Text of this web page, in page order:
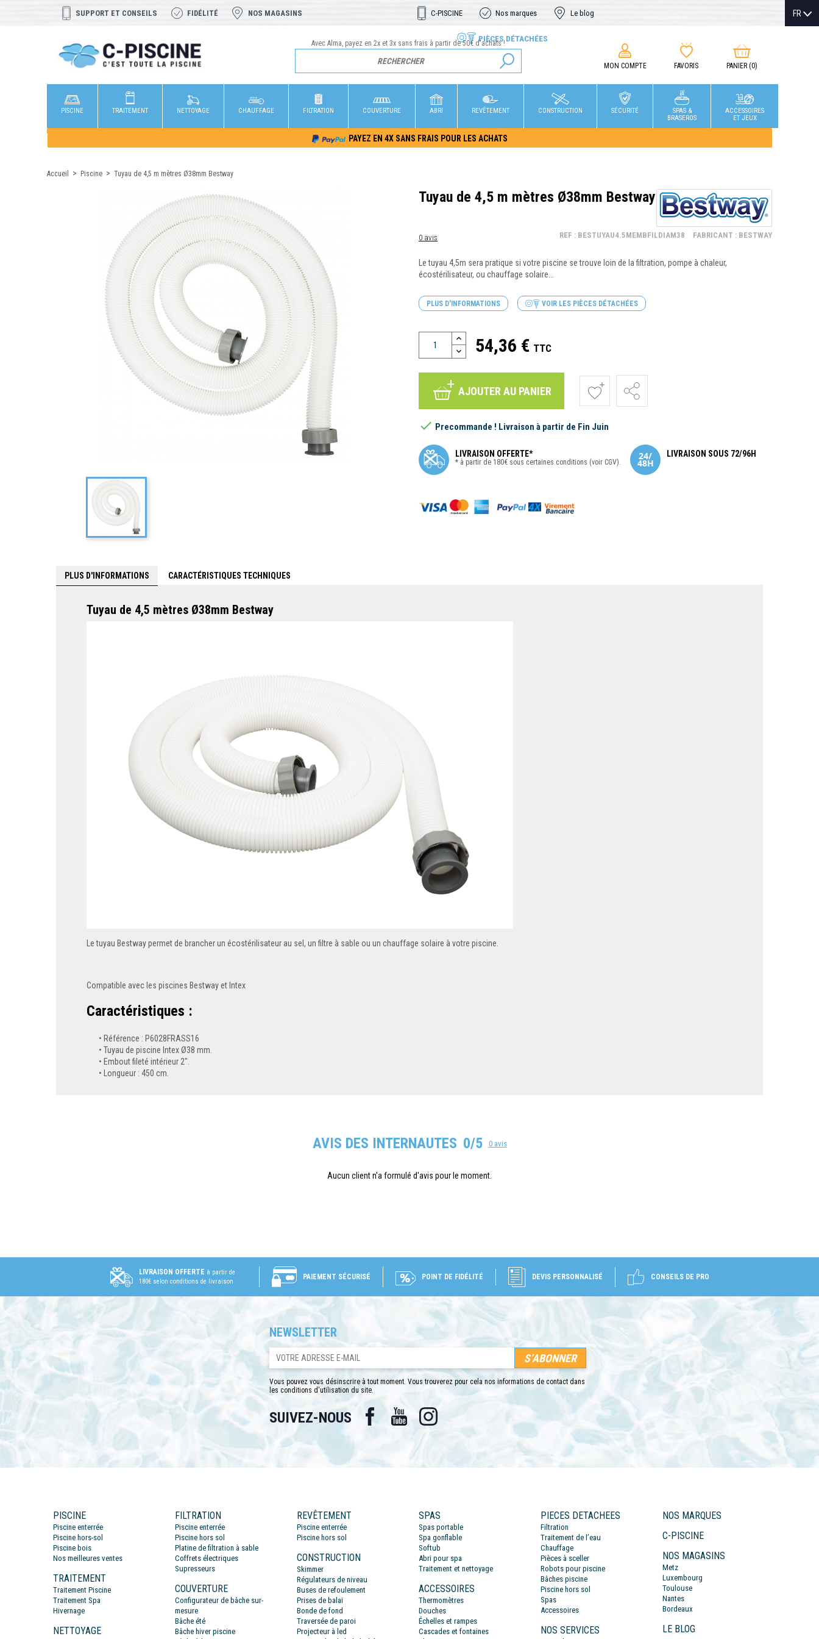
SUPPORT ET CONSEILS FIDÉLITÉ NOS MAGASINS C-PISCINE Nos marques Le blog
PIÈCES DÉTACHÉES
FR
Avec Alma, payez en 2x et 3x sans frais à partir de 50€ d'achats !
MON COMPTE FAVORIS PANIER (0)
PISCINE TRAITEMENT NETTOYAGE CHAUFFAGE FILTRATION COUVERTURE ABRI REVÊTEMENT CONSTRUCTION SÉCURITÉ
SPAS &
BRASEROS
ACCESSOIRES
ET JEUX
PAYEZ EN 4X SANS FRAIS POUR LES ACHATS
Accueil Piscine Tuyau de 4,5 m mètres Ø38mm Bestway
Tuyau de 4,5 m mètres Ø38mm Bestway
0 avis REF : BESTUYAU4.5MEMBFILDIAM38 FABRICANT : BESTWAY
Le tuyau 4,5m sera pratique si votre piscine se trouve loin de la filtration, pompe à chaleur,
écostérilisateur, ou chauffage solaire...
PLUS D'INFORMATIONS VOIR LES PIÈCES DÉTACHÉES
54,36 € TTC
AJOUTER AU PANIER
 Precommande ! Livraison à partir de Fin Juin
LIVRAISON OFFERTE*
* à partir de 180€ sous certaines conditions (voir CGV).
LIVRAISON SOUS 72/96H
PLUS D'INFORMATIONS CARACTÉRISTIQUES TECHNIQUES
Tuyau de 4,5 mètres Ø38mm Bestway
Le tuyau Bestway permet de brancher un écostérilisateur au sel, un filtre à sable ou un chauffage solaire à votre piscine.
Compatible avec les piscines Bestway et Intex
Caractéristiques :
Référence : P6028FRASS16
Tuyau de piscine Intex Ø38 mm.
Embout fileté intérieur 2".
Longueur : 450 cm.
AVIS DES INTERNAUTES 0/5 0 avis
Aucun client n'a formulé d'avis pour le moment.
LIVRAISON OFFERTE à partir de
180€ selon conditions de livraison
PAIEMENT SÉCURISÉ POINT DE FIDÉLITÉ DEVIS PERSONNALISÉ CONSEILS DE PRO
NEWSLETTER
Vous pouvez vous désinscrire à tout moment. Vous trouverez pour cela nos informations de contact dans
les conditions d'utilisation du site.
SUIVEZ-NOUS Facebook YouTube
PISCINE
Piscine enterrée
Piscine hors-sol
Piscine bois
Nos meilleures ventes
TRAITEMENT
Traitement Piscine
Traitement Spa
Hivernage
NETTOYAGE
FILTRATION
Piscine enterrée
Piscine hors sol
Platine de filtration à sable
Coffrets électriques
Supresseurs
COUVERTURE
Configurateur de bâche sur-
mesure
Bâche été
Bâche hiver piscine
REVÊTEMENT
Piscine enterrée
Piscine hors sol
CONSTRUCTION
Skimmer
Régulateurs de niveau
Buses de refoulement
Prises de balai
Bonde de fond
Traversée de paroi
Projecteur à led
SPAS
Spas portable
Spa gonflable
Softub
Abri pour spa
Traitement et nettoyage
ACCESSOIRES
Thermomètres
Douches
Échelles et rampes
Cascades et fontaines
PIECES DETACHEES
Filtration
Traitement de l’eau
Chauffage
Pièces à sceller
Robots pour piscine
Bâches piscine
Piscine hors sol
Spas
Accessoires
NOS SERVICES
NOS MARQUES
C-PISCINE
NOS MAGASINS
Metz
Luxembourg
Toulouse
Nantes
Bordeaux
LE BLOG